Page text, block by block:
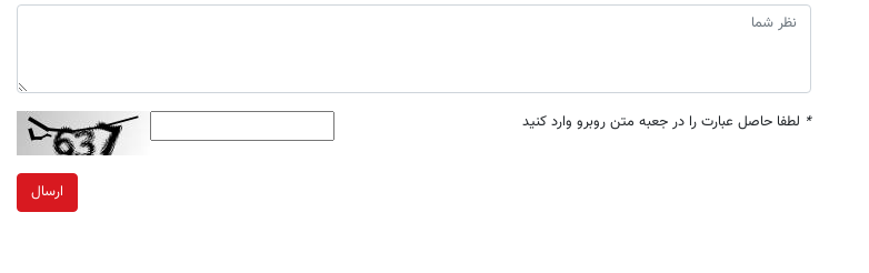
* لطفا حاصل عبارت را در جعبه متن روبرو وارد کنید
ارسال